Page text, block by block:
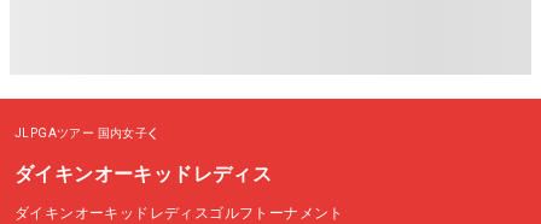
JLPGAツアー 国内女子
ダイキンオーキッドレディス
ダイキンオーキッドレディスゴルフトーナメント